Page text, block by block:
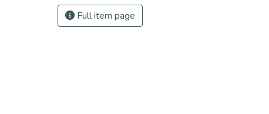
Full item page